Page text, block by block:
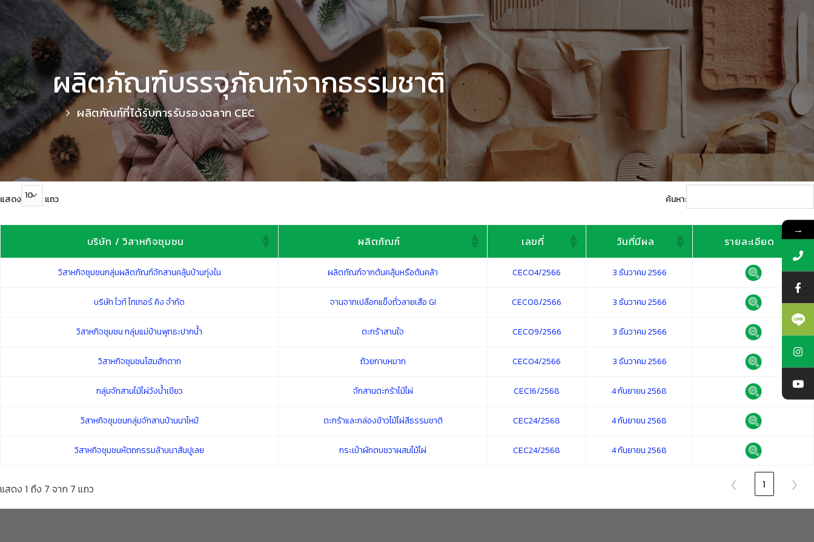
ผลิตภัณฑ์บรรจุภัณฑ์จากธรรมชาติ
ผลิตภัณฑ์ที่ได้รับการรับรองฉลาก CEC
แสดง แถว ค้นหา:
บริษัท / วิสาหกิจชุมชน ผลิตภัณฑ์ เลขที่ วันที่มีผล รายละเอียด
วิสาหกิจชุมชนกลุ่มผลิตภัณฑ์จักสานคลุ้มบ้านทุ่งใน ผลิตภัณฑ์จากต้นคลุ้มหรือต้นคล้า CEC04/2566 3 ธันวาคม 2566
บริษัท ไวท์ ไทเกอร์ คิง จำกัด จานจากเปลือกแข็งถั่วลายเสือ GI CEC08/2566 3 ธันวาคม 2566
วิสาหกิจชุมชน กลุ่มแม่บ้านพุทธะปากนํ้า ตะกร้าสานใจ CEC09/2566 3 ธันวาคม 2566
วิสาหกิจชุมชนโฮมฮักตาก ถ้วยกาบหมาก CEC04/2566 3 ธันวาคม 2566
กลุ่มจักสานไม้ไผ่วังน้ำเขียว จักสานตะกร้าไม้ไผ่ CEC16/2568 4 กันยายน 2568
วิสาหกิจชุมชนกลุ่มจักสานบ้านนาไหม้ ตะกร้าและกล่องข้าวไม้ไผ่สีธรรมชาติ CEC24/2568 4 กันยายน 2568
วิสาหกิจชุมชนหัตถกรรมล้านนาสันปูเลย กระเป๋าผักตบชวาผสมไม้ไผ่ CEC24/2568 4 กันยายน 2568
แสดง 1 ถึง 7 จาก 7 แถว ❮ 1 ❯
→